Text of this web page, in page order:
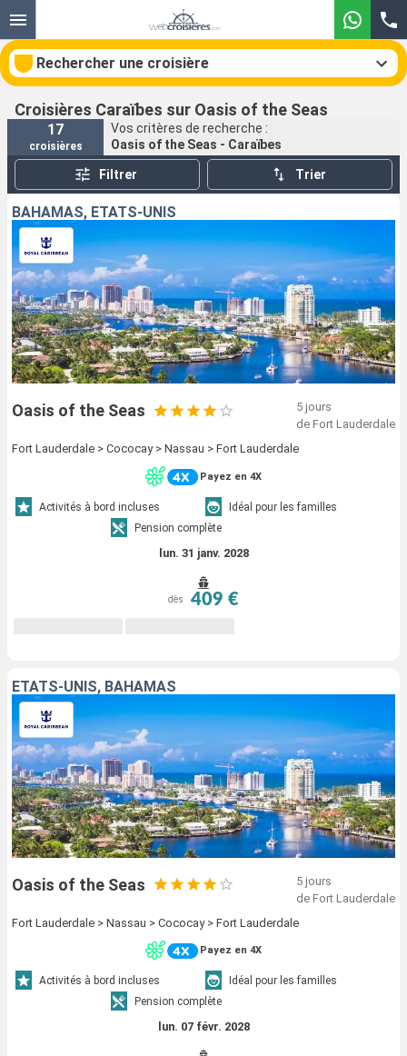
Rechercher une croisière
Nos destinations
Mois de départ
Ports Compagnies
Rechercher
Croisières Caraïbes sur Oasis of the Seas
17
croisières
Vos critères de recherche :
Oasis of the Seas - Caraïbes
Filtrer Trier
BAHAMAS, ÉTATS-UNIS
Oasis of the Seas
5 jours
de Fort Lauderdale
Fort Lauderdale > Cococay > Nassau > Fort Lauderdale
Payez en 4X
Activités à bord incluses
Idéal pour les familles
Pension complète
lun. 31 janv. 2028
dès 409 €
ÉTATS-UNIS, BAHAMAS
Oasis of the Seas
5 jours
de Fort Lauderdale
Fort Lauderdale > Nassau > Cococay > Fort Lauderdale
Payez en 4X
Activités à bord incluses
Idéal pour les familles
Pension complète
lun. 07 févr. 2028